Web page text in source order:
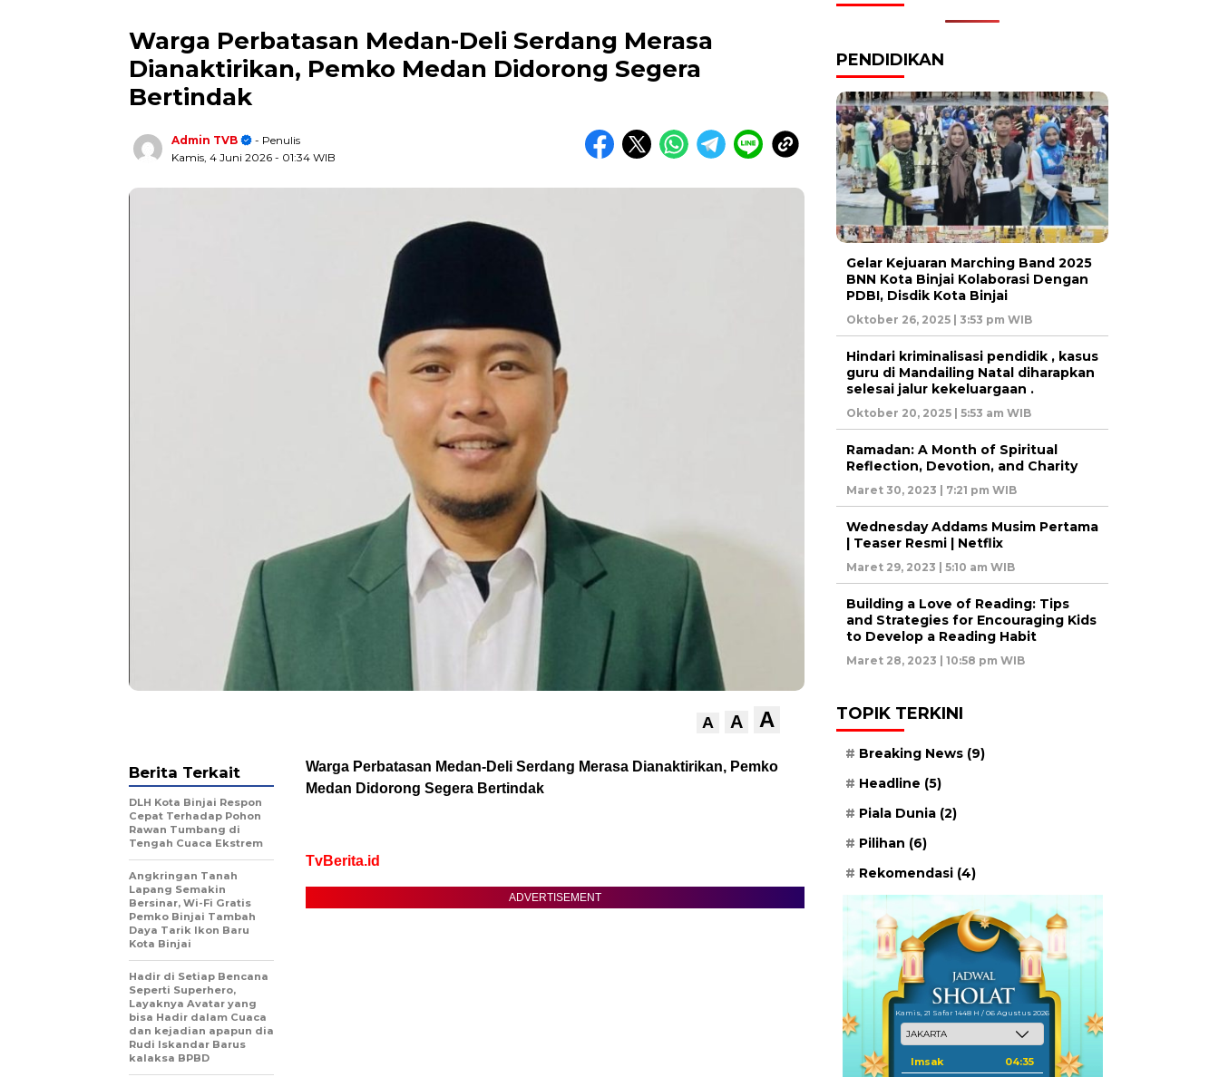
Warga Perbatasan Medan-Deli Serdang Merasa
Dianaktirikan, Pemko Medan Didorong Segera
Bertindak
Admin TVB
- Penulis
Kamis, 4 Juni 2026 - 01:34 WIB
A A A
Warga Perbatasan Medan-Deli Serdang Merasa Dianaktirikan, Pemko
Medan Didorong Segera Bertindak
​TvBerita.id
ADVERTISEMENT
Berita Terkait
DLH Kota Binjai Respon
Cepat Terhadap Pohon
Rawan Tumbang di
Tengah Cuaca Ekstrem
Angkringan Tanah
Lapang Semakin
Bersinar, Wi-Fi Gratis
Pemko Binjai Tambah
Daya Tarik Ikon Baru
Kota Binjai
Hadir di Setiap Bencana
Seperti Superhero,
Layaknya Avatar yang
bisa Hadir dalam Cuaca
dan kejadian apapun dia
Rudi Iskandar Barus
kalaksa BPBD
PENDIDIKAN
Gelar Kejuaran Marching Band 2025
BNN Kota Binjai Kolaborasi Dengan
PDBI, Disdik Kota Binjai
Oktober 26, 2025 | 3:53 pm WIB
Hindari kriminalisasi pendidik , kasus
guru di Mandailing Natal diharapkan
selesai jalur kekeluargaan .
Oktober 20, 2025 | 5:53 am WIB
Ramadan: A Month of Spiritual
Reflection, Devotion, and Charity
Maret 30, 2023 | 7:21 pm WIB
Wednesday Addams Musim Pertama
| Teaser Resmi | Netflix
Maret 29, 2023 | 5:10 am WIB
Building a Love of Reading: Tips
and Strategies for Encouraging Kids
to Develop a Reading Habit
Maret 28, 2023 | 10:58 pm WIB
TOPIK TERKINI
Breaking News (9)
Headline (5)
Piala Dunia (2)
Pilihan (6)
Rekomendasi (4)
Kamis, 21 Safar 1448 H / 06 Agustus 2026
Imsak 04:35